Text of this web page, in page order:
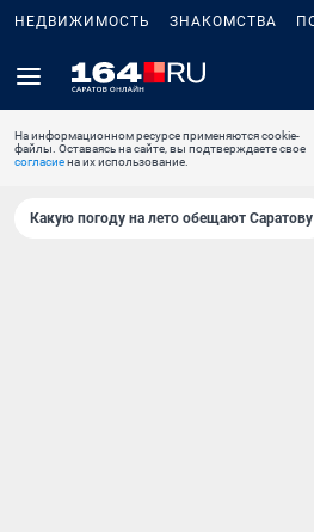
НЕДВИЖИМОСТЬ ЗНАКОМСТВА
На информационном ресурсе применяются cookie-
файлы. Оставаясь на сайте, вы подтверждаете свое
согласиена их использование.
Какую погоду на лето обещают Саратову